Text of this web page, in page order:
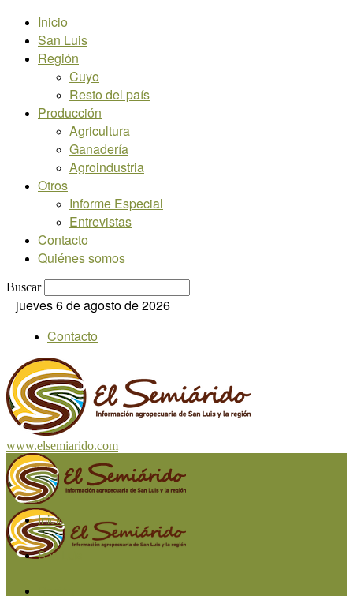
Inicio
San Luis
Región
Cuyo
Resto del país
Producción
Agricultura
Ganadería
Agroindustria
Otros
Informe Especial
Entrevistas
Contacto
Quiénes somos
Buscar
jueves 6 de agosto de 2026
Contacto
www.elsemiarido.com
Inicio
San Luis